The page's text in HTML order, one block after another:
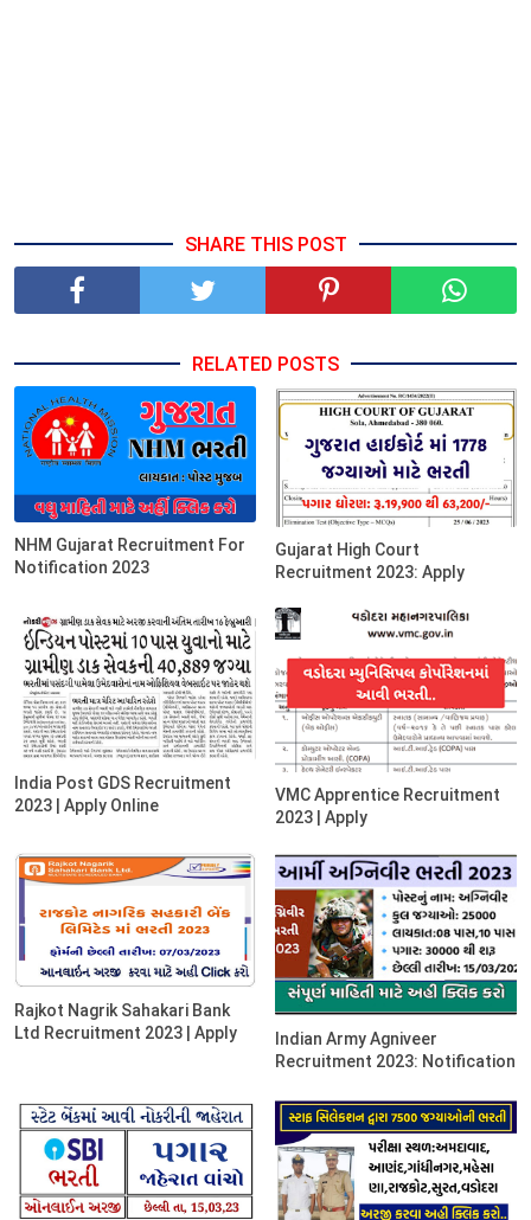
SHARE THIS POST
RELATED POSTS
NHM Gujarat Recruitment For
Notification 2023
Gujarat High Court
Recruitment 2023: Apply
India Post GDS Recruitment
2023 | Apply Online
VMC Apprentice Recruitment
2023 | Apply
Rajkot Nagrik Sahakari Bank
Ltd Recruitment 2023 | Apply
Indian Army Agniveer
Recruitment 2023: Notification